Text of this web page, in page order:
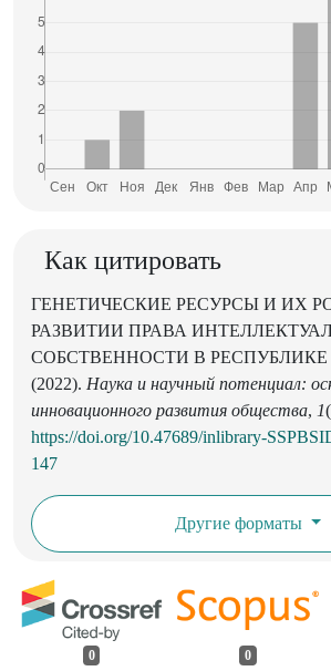
Как цитировать
ГЕНЕТИЧЕСКИЕ РЕСУРСЫ И ИХ
РАЗВИТИИ ПРАВА
СОБСТВЕННОСТИ В РЕСПУБЛИКЕ
(2022). Наука и научный потенциал:
инновационного развития общества, 1
https://doi.org/10.47689/inlibrary-
147
Другие форматы
0 0